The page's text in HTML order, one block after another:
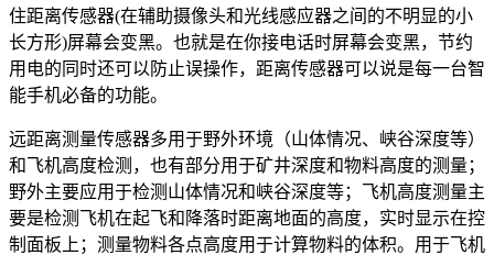
住距离传感器(在辅助摄像头和光线感应器之间的不明显的小
长方形)屏幕会变黑。也就是在你接电话时屏幕会变黑，节约
用电的同时还可以防止误操作，距离传感器可以说是每一台智
能手机必备的功能。
远距离测量传感器多用于野外环境（山体情况、峡谷深度等）
和飞机高度检测，也有部分用于矿井深度和物料高度的测量；
野外主要应用于检测山体情况和峡谷深度等；飞机高度测量主
要是检测飞机在起飞和降落时距离地面的高度，实时显示在控
制面板上；测量物料各点高度用于计算物料的体积。用于飞机